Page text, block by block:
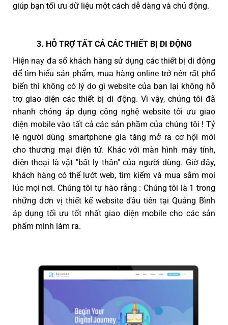
giúp bạn tối ưu dữ liệu một cách dễ dàng và chủ động.
3. HỖ TRỢ TẤT CẢ CÁC THIẾT BỊ DI ĐỘNG
Hiện nay đa số khách hàng sử dụng các thiết bị di động
để tìm hiểu sản phẩm, mua hàng online trở nên rất phổ
biến thì không có lý do gì website của bạn lại không hỗ
trợ giao diện các thiết bị di động. Vì vậy, chúng tôi đã
nhanh chóng áp dụng công nghệ website tối ưu giao
diện mobile vào tất cả các sản phầm của chúng tôi ! Tỷ
lệ người dùng smartphone gia tăng mở ra cơ hội mới
cho thương mại điện tử. Khác với màn hình máy tính,
điện thoại là vật "bất ly thân" của người dùng. Giờ đây,
khách hàng có thể lướt web, tìm kiếm và mua sắm mọi
lúc mọi nơi. Chúng tôi tự hào rằng : Chúng tôi là 1 trong
những đơn vị thiết kế website đầu tiên tại Quảng Bình
áp dụng tối ưu tốt nhất giao diện mobile cho các sản
phẩm mình làm ra.